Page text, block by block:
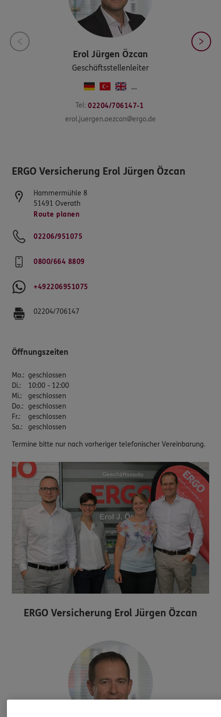
Erol Jürgen Özcan
Geschäftsstellenleiter
…
Tel: 02204/706147-1
erol.juergen.oezcan@ergo.de
ERGO Versicherung Erol Jürgen Özcan
Hammermühle 8
51491 Overath
Route planen
02206/951075
0800/664 8809
+492206951075
02204/706147
Öffnungszeiten
Mo.: geschlossen
Di.:
10:00 - 12:00
Mi.:
geschlossen
Do.: geschlossen
Fr.:
geschlossen
Sa.: geschlossen
Termine bitte nur nach vorheriger telefonischer Vereinbarung.
ERGO Versicherung Erol Jürgen Özcan